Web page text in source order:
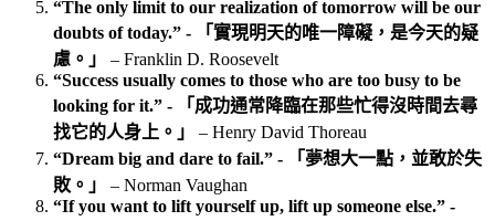
“The only limit to our realization of tomorrow will be our
doubts of today.” - 「實現明天的唯一障礙，是今天的疑
慮。」
– Franklin D. Roosevelt
“Success usually comes to those who are too busy to be
looking for it.” - 「成功通常降臨在那些忙得沒時間去尋
找它的人身上。」
– Henry David Thoreau
“Dream big and dare to fail.” - 「夢想大一點，並敢於失
敗。」
– Norman Vaughan
“If you want to lift yourself up, lift up someone else.” -